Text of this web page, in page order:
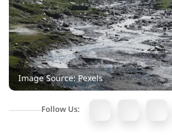
Image Source: Pexels
Follow Us: